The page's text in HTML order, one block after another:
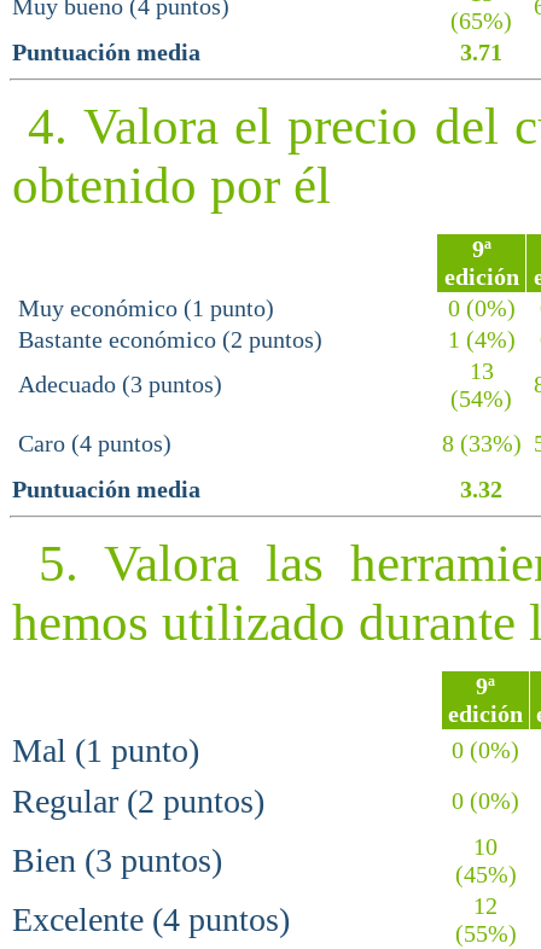
Muy bueno (4 puntos)
(65%)
Puntuación media
3.71
4. Valora el precio del
obtenido por él
9ª
edición
Muy económico (1 punto)
0 (0%)
Bastante económico (2 puntos)
1 (4%)
Adecuado (3 puntos)
13
(54%)
Caro (4 puntos) 8 (33%)
Puntuación media
3.32
5. Valora las
hemos utilizado
9ª
edición
Mal (1 punto) 0 (0%)
Regular (2 puntos) 0 (0%)
Bien (3 puntos)
10
(45%)
Excelente (4 puntos)
12
(55%)